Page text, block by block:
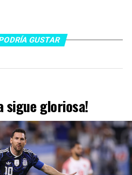
GUSTAR
sigue gloriosa!